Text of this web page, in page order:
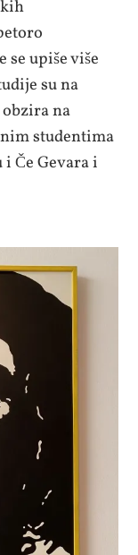
se upiše više
su na
na
studentima
Če Gevara i